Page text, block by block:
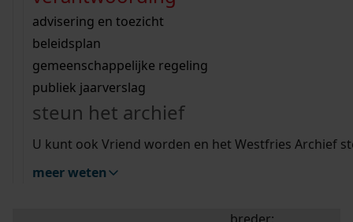
bouwvergunningen
omgevingsvergunningen
vergunningen
beeld en geluid
uitleg nodig?
Wij helpen u op weg met een aantal zoektips.
bekijk alle zoektips
Wij helpen u op weg met een aantal zoektips.
bekijk alle zoektips
bekijk ons geschiedenislokaal
advisering en toezicht
beleidsplan
gemeenschappelijke regeling
publiek jaarverslag
steun het archief
U kunt ook Vriend worden en het Westfries Archief
meer weten
zoektips
Mijn Studiezaal (inloggen)
uw zoekopdracht te